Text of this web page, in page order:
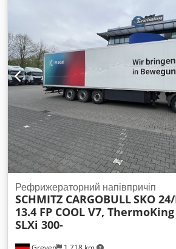
385/65R22.5,
колір:
, пробіг:1 001 км, тип
водійська кабіна:
інше, Обладнання:
охолоджувальний агрегат
Рефрижераторний напівпричіп
SCHMITZ CARGOBULLSKO
13.4 FP COOL V7, ThermoKing
SLXi 300-